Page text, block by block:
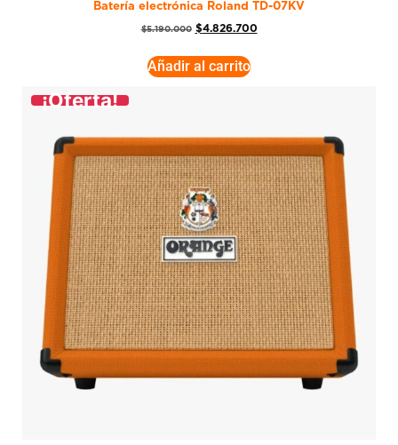
Batería electrónica Roland TD-07KV
$5.190.000 $4.826.700
Añadir al carrito
¡Oferta!